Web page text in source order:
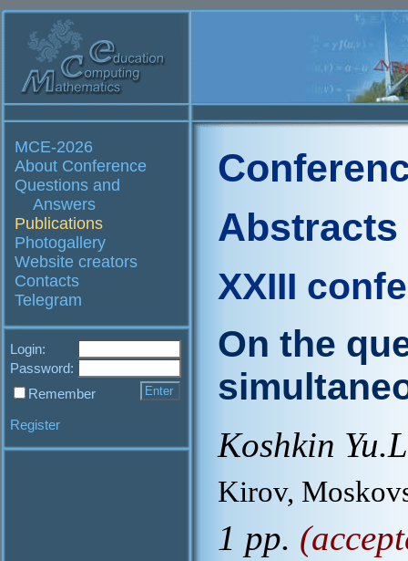
MCE-2026
About Conference
Questions and
Answers
Publications
Photogallery
Website creators
Contacts
Telegram
Login:
Password:
Remember
Register
Abstracts
XXIII
On the
Koshkin
Kirov,
1 pp.